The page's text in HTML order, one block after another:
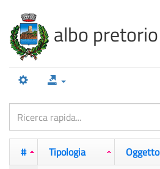
albo pretorio
# Tipologia Oggetto